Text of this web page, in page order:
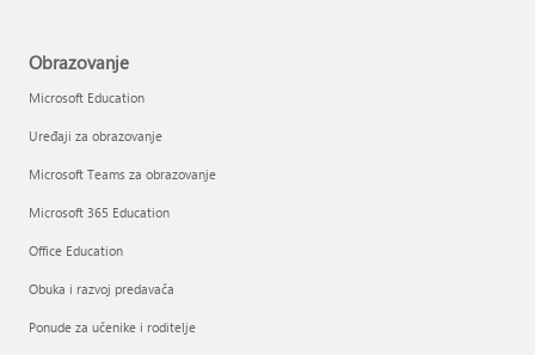
Obrazovanje
Microsoft Education
Uređaji za obrazovanje
Microsoft Teams za obrazovanje
Microsoft 365 Education
Office Education
Obuka i razvoj predavača
Ponude za učenike i roditelje